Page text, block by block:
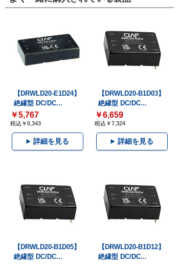
【DRWLD20-E1D24】
絶縁型 DC/DC...
￥5,767
税込￥6,343
詳細を見る
【DRWLD20-B1D03】
絶縁型 DC/DC...
￥6,659
税込￥7,324
詳細を見る
【DRWLD20-B1D05】
絶縁型 DC/DC...
【DRWLD20-B1D12】
絶縁型 DC/DC...